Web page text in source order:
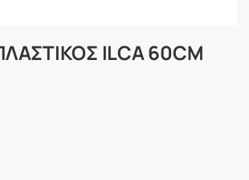
ILCA 60CM